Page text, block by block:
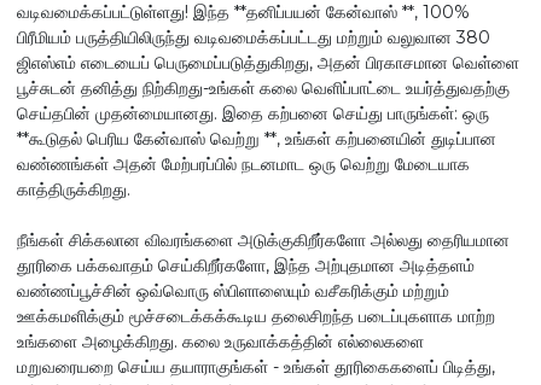
வடிவமைக்கப்பட்டுள்ளது! இந்த **தனிப்பயன் கேன்வாஸ் **, 100%
பிரீமியம் பருத்தியிலிருந்து வடிவமைக்கப்பட்டது மற்றும் வலுவான 380
ஜிஎஸ்எம் எடையைப் பெருமைப்படுத்துகிறது, அதன் பிரகாசமான வெள்ளை
பூச்சுடன் தனித்து நிற்கிறது-உங்கள் கலை வெளிப்பாட்டை உயர்த்துவதற்கு
செய்தபின் முதன்மையானது. இதை கற்பனை செய்து பாருங்கள்: ஒரு
**கூடுதல் பெரிய கேன்வாஸ் வெற்று **, உங்கள் கற்பனையின் துடிப்பான
வண்ணங்கள் அதன் மேற்பரப்பில் நடனமாட ஒரு வெற்று மேடையாக
காத்திருக்கிறது.
நீங்கள் சிக்கலான விவரங்களை அடுக்குகிறீர்களோ அல்லது தைரியமான
தூரிகை பக்கவாதம் செய்கிறீர்களோ, இந்த அற்புதமான அடித்தளம்
வண்ணப்பூச்சின் ஒவ்வொரு ஸ்பிளாஸையும் வசீகரிக்கும் மற்றும்
ஊக்கமளிக்கும் மூச்சடைக்கக்கூடிய தலைசிறந்த படைப்புகளாக மாற்ற
உங்களை அழைக்கிறது. கலை உருவாக்கத்தின் எல்லைகளை
மறுவரையறை செய்ய தயாராகுங்கள் - உங்கள் தூரிகைகளைப் பிடித்து,